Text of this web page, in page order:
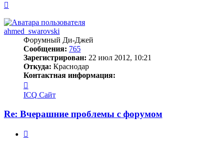
началу
ahmed_swarovski
Форумный Ди-Джей
Сообщения: 765
Зарегистрирован: 22 июл 2012, 10:21
Откуда: Краснодар
Контактная информация:
информация
пользователя
ICQ Сайт
Re: Вчерашние проблемы с форумом